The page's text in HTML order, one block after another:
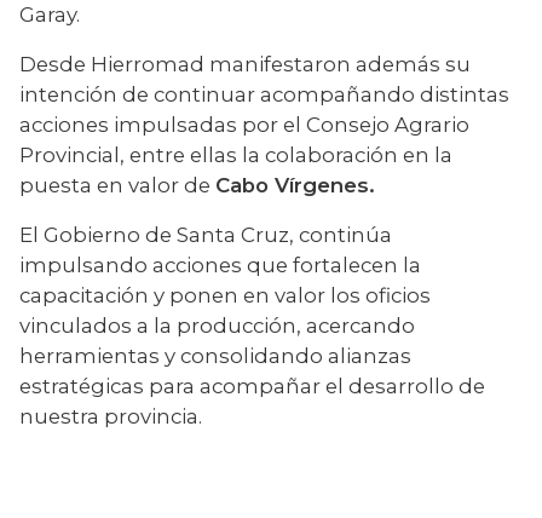
Garay.
Desde Hierromad manifestaron además su
intención de continuar acompañando distintas
acciones impulsadas por el Consejo Agrario
Provincial, entre ellas la colaboración en la
puesta en valor de Cabo Vírgenes.
El Gobierno de Santa Cruz, continúa
impulsando acciones que fortalecen la
capacitación y ponen en valor los oficios
vinculados a la producción, acercando
herramientas y consolidando alianzas
estratégicas para acompañar el desarrollo de
nuestra provincia.